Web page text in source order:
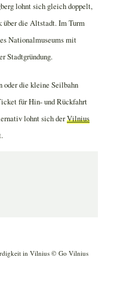
lohnt sich gleich doppelt,
über die Altstadt. Im Turm
Nationalmuseums mit
Stadtgründung.
oder die kleine Seilbahn
für Hin- und Rückfahrt
lohnt sich derVilnius
in Vilnius © Go Vilnius